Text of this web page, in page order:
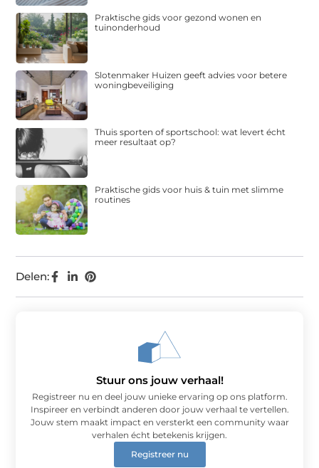
Delen:
Praktische gids voor gezond wonen en
tuinonderhoud
Slotenmaker Huizen geeft advies voor betere
woningbeveiliging
Thuis sporten of sportschool: wat levert écht
meer resultaat op?
Praktische gids voor huis & tuin met slimme
routines
Stuur ons jouw verhaal!
Registreer nu en deel jouw unieke ervaring op ons platform.
Inspireer en verbindt anderen door jouw verhaal te vertellen.
Jouw stem maakt impact en versterkt een community waar
verhalen écht betekenis krijgen.
Registreer nu